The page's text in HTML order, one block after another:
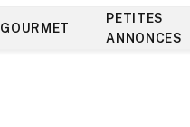
GOURMET
PETITES
ANNONCES